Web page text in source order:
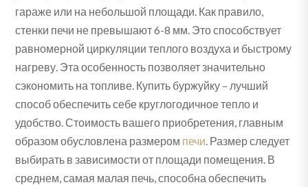
гараже или на небольшой площади. Как правило,
стенки печи не превышают 6-8 мм. Это способствует
равномерной циркуляции теплого воздуха и быстрому
нагреву. Эта особенность позволяет значительно
сэкономить на топливе. Купить буржуйку – лучший
способ обеспечить себе круглогодичное тепло и
удобство. Стоимость вашего приобретения, главным
образом обусловлена размером печи. Размер следует
выбирать в зависимости от площади помещения. В
среднем, самая малая печь, способна обеспечить